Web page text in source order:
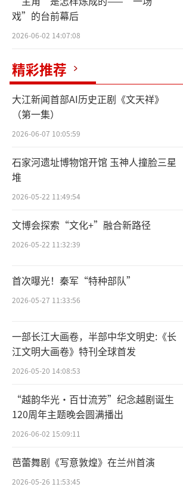
老四位康熙皇帝，展现了从主
统不同阶段的康熙盛世。
特效，真山真水、真人真马地
狝、修建避暑山庄、巡视江南
观场景。2000㎡的实景舞台、
现场近3000名游客瞬间“穿越
《鼎盛王朝·康熙大典》实景演出
《康熙大典》自公演以来荣
荣誉，被评为“国家文化创意产
年被授予“2020年度中国旅游
例”荣誉称号。
戏”的台前幕后
2026-06-02 14:07:08
精彩推荐
大江新闻首部AI历史正剧《文天祥》
（第一集）
2026-06-07 10:05:59
石家河遗址博物馆开馆 玉神人撞脸三星
堆
2026-05-22 11:49:54
文博会探索“文化+”融合新路径
2026-05-22 11:32:39
首次曝光！秦军“特种部队”
2026-05-27 11:33:56
一部长江大画卷，半部中华文明史:《长
江文明大画卷》特刊全球首发
2026-05-20 14:08:53
“越韵华光·百廿流芳”纪念越剧诞生
120周年主题晚会圆满播出
2026-06-02 15:09:11
芭蕾舞剧《写意敦煌》在兰州首演
2026-05-26 11:53:45